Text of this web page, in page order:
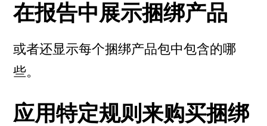
在报告中展示捆绑产品
或者还显示每个捆绑产品包中包含的哪
些。
应用特定规则来购买捆绑